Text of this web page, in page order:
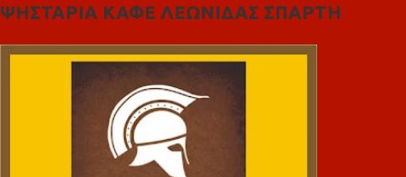
ΨΗΣΤΑΡΙΑ ΚΑΦΕ ΛΕΩΝΙΔΑΣ ΣΠΑΡΤΗ